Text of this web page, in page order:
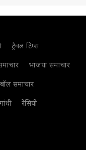
ट्रैवल टिप्स
भाजपा समाचार
समाचार
रेसिपी